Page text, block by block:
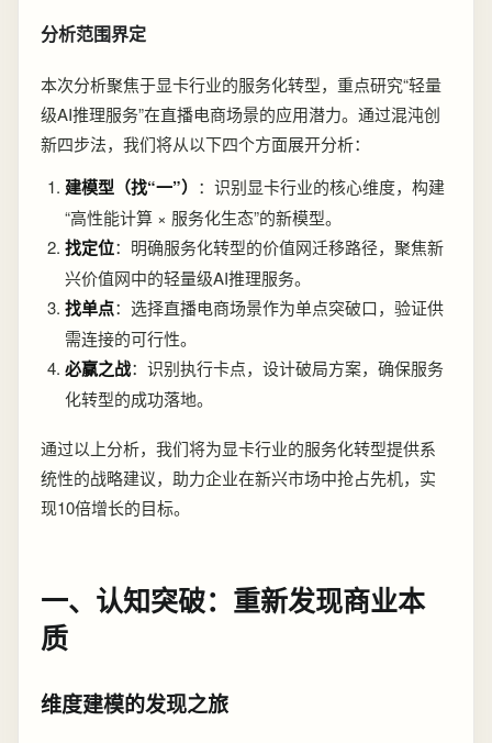
分析范围界定
本次分析聚焦于显卡行业的服务化转型，重点研究“轻量
级AI推理服务”在直播电商场景的应用潜力。通过混沌创
新四步法，我们将从以下四个方面展开分析：
建模型（找“一”） ：识别显卡行业的核心维度，构建
“高性能计算 × 服务化生态”的新模型。
找定位：明确服务化转型的价值网迁移路径，聚焦新
兴价值网中的轻量级AI推理服务。
找单点：选择直播电商场景作为单点突破口，验证供
需连接的可行性。
必赢之战：识别执行卡点，设计破局方案，确保服务
化转型的成功落地。
通过以上分析，我们将为显卡行业的服务化转型提供系
统性的战略建议，助力企业在新兴市场中抢占先机，实
现10倍增长的目标。
一、认知突破：重新发现商业本
质
维度建模的发现之旅